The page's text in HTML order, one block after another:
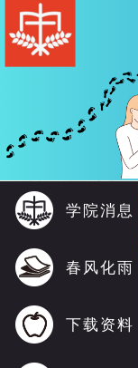
学院消息
春风化雨
下载资料